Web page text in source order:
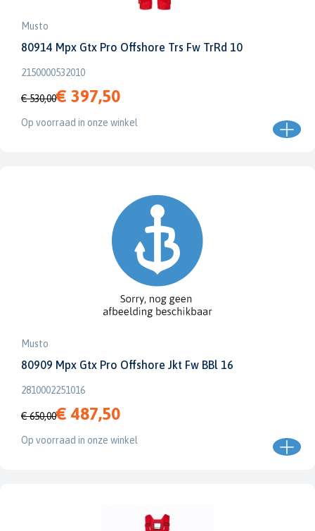
Musto
80914 Mpx Gtx Pro Offshore Trs Fw TrRd 10
2150000532010
€ 530,00€ 397,50
Op voorraad in onze winkel
Musto
80909 Mpx Gtx Pro Offshore Jkt Fw BBl 16
2810002251016
€ 650,00€ 487,50
Op voorraad in onze winkel